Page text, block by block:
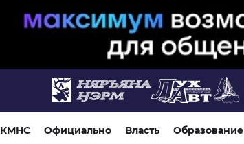
КМНС Официально Власть Образование